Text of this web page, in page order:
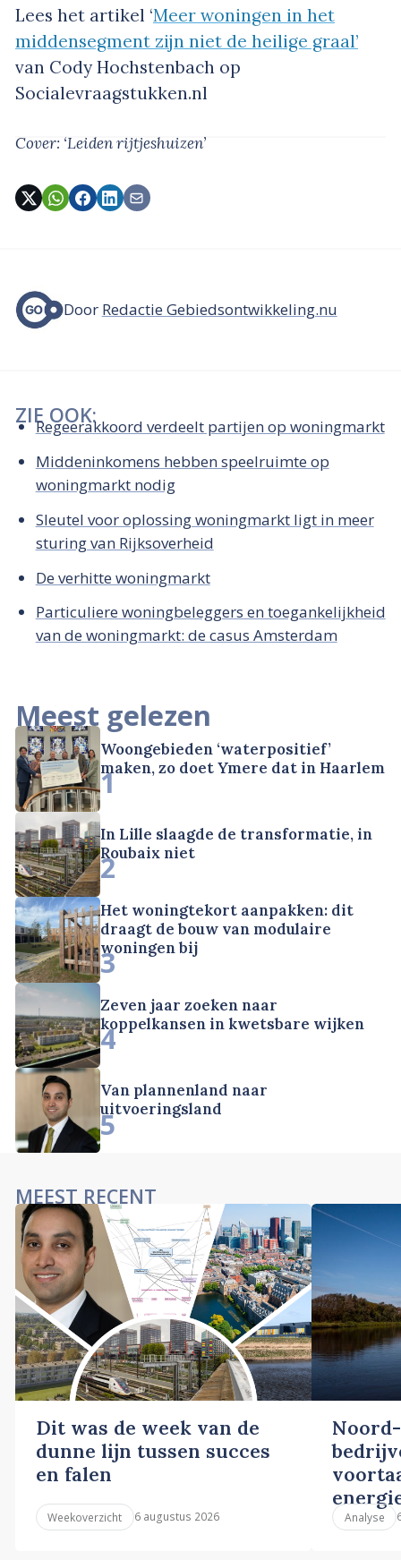
Lees het artikel ‘Meer woningen in het
middensegment zijn niet de heilige graal’
van Cody Hochstenbach op
Socialevraagstukken.nl
Cover: ‘Leiden rijtjeshuizen’
Door Redactie Gebiedsontwikkeling.nu
ZIE OOK:
Regeerakkoord verdeelt partijen op woningmarkt
Middeninkomens hebben speelruimte op
woningmarkt nodig
Sleutel voor oplossing woningmarkt ligt in meer
sturing van Rijksoverheid
De verhitte woningmarkt
Particuliere woningbeleggers en toegankelijkheid
van de woningmarkt: de casus Amsterdam
Meest gelezen
Woongebieden ‘waterpositief’
maken, zo doet Ymere dat in Haarlem
1
In Lille slaagde de transformatie, in
Roubaix niet
2
Het woningtekort aanpakken: dit
draagt de bouw van modulaire
woningen bij
3
Zeven jaar zoeken naar
koppelkansen in kwetsbare wijken
4
Van plannenland naar
uitvoeringsland
5
MEEST RECENT
Dit was de week van de
dunne lijn tussen succes
en falen
Weekoverzicht 6 augustus 2026 Analyse